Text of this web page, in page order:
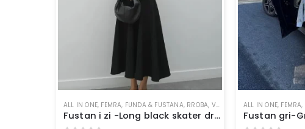
ALL IN ONE, FEMRA, FUNDA & FUSTANA, RROBA, VESHJE
Fustan i zi -Long black skater dress
ALL IN ONE, FEMRA,